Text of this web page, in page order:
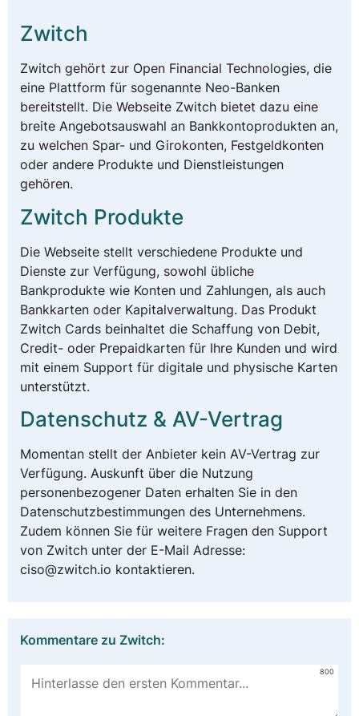
Zwitch
Zwitch gehört zur Open Financial Technologies, die
eine Plattform für sogenannte Neo-Banken
bereitstellt. Die Webseite Zwitch bietet dazu eine
breite Angebotsauswahl an Bankkontoprodukten an,
zu welchen Spar- und Girokonten, Festgeldkonten
oder andere Produkte und Dienstleistungen
gehören.
Zwitch Produkte
Die Webseite stellt verschiedene Produkte und
Dienste zur Verfügung, sowohl übliche
Bankprodukte wie Konten und Zahlungen, als auch
Bankkarten oder Kapitalverwaltung. Das Produkt
Zwitch Cards beinhaltet die Schaffung von Debit,
Credit- oder Prepaidkarten für Ihre Kunden und wird
mit einem Support für digitale und physische Karten
unterstützt.
Datenschutz & AV-Vertrag
Momentan stellt der Anbieter kein AV-Vertrag zur
Verfügung. Auskunft über die Nutzung
personenbezogener Daten erhalten Sie in den
Datenschutzbestimmungen des Unternehmens.
Zudem können Sie für weitere Fragen den Support
von Zwitch unter der E-Mail Adresse:
ciso@zwitch.io kontaktieren.
Kommentare zu Zwitch:
800